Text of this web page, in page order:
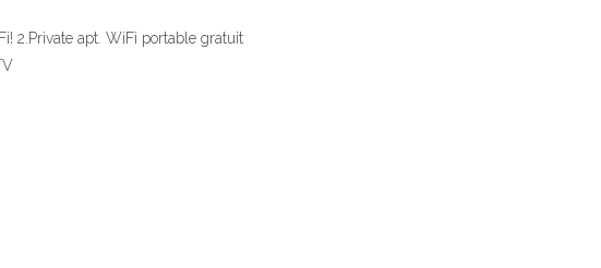
2.Private apt. WiFi portable gratuit